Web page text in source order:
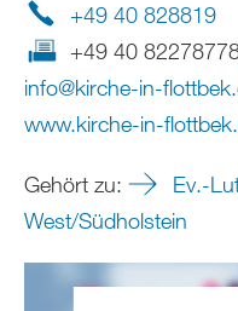
+49 40 828819
+49 40
info@kirche-in-flottbek.
www.kirche-in-
Gehört zu:
Ev.-
West/Südholstein